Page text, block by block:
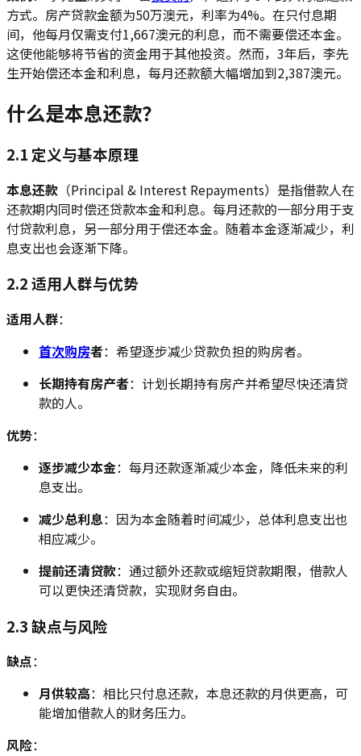
方式。房产贷款金额为50万澳元，利率为4%。在只付息期
间，他每月仅需支付1,667澳元的利息，而不需要偿还本金。
这使他能够将节省的资金用于其他投资。然而，3年后，李先
生开始偿还本金和利息，每月还款额大幅增加到2,387澳元。
什么是本息还款？
2.1 定义与基本原理
本息还款 （Principal & Interest Repayments）是指借款人在
还款期内同时偿还贷款本金和利息。每月还款的一部分用于支
付贷款利息，另一部分用于偿还本金。随着本金逐渐减少，利
息支出也会逐渐下降。
2.2 适用人群与优势
适用人群：
首次购房者：希望逐步减少贷款负担的购房者。
长期持有房产者：计划长期持有房产并希望尽快还清贷
款的人。
优势：
逐步减少本金：每月还款逐渐减少本金，降低未来的利
息支出。
减少总利息：因为本金随着时间减少，总体利息支出也
相应减少。
提前还清贷款：通过额外还款或缩短贷款期限，借款人
可以更快还清贷款，实现财务自由。
2.3 缺点与风险
缺点：
月供较高：相比只付息还款，本息还款的月供更高，可
能增加借款人的财务压力。
风险：